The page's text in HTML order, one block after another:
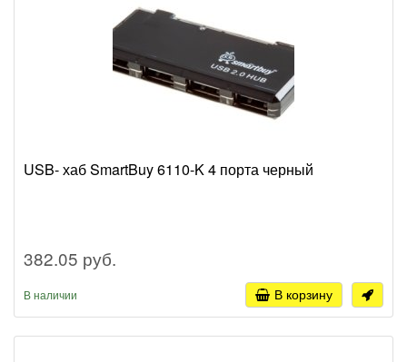
USB- хаб SmartBuy 6110-K 4 порта черный
382.05 руб.
В наличии В корзину